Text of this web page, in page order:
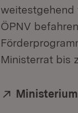
weitestgehend
ÖPNV
Ministerrat bis
Extern: